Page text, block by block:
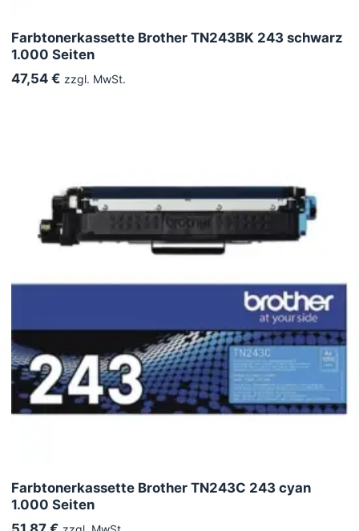
Farbtonerkassette Brother TN243BK 243 schwarz
1.000 Seiten
47,54 € zzgl. MwSt.
Farbtonerkassette Brother TN243C 243 cyan
1.000 Seiten